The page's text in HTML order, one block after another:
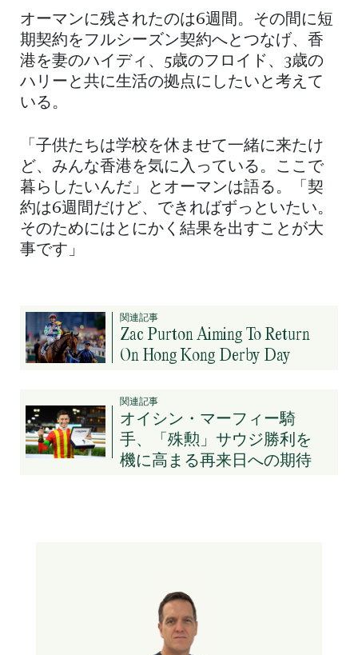
オーマンに残されたのは6週間。その間に短
期契約をフルシーズン契約へとつなげ、香
港を妻のハイディ、5歳のフロイド、3歳の
ハリーと共に生活の拠点にしたいと考えて
いる。
「子供たちは学校を休ませて一緒に来たけ
ど、みんな香港を気に入っている。ここで
暮らしたいんだ」とオーマンは語る。「契
約は6週間だけど、できればずっといたい。
そのためにはとにかく結果を出すことが大
事です」
関連記事
Zac Purton Aiming To Return
On Hong Kong Derby Day
関連記事
オイシン・マーフィー騎
手、「殊勲」サウジ勝利を
機に高まる再来日への期待